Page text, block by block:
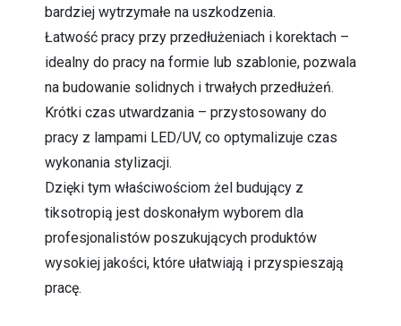
bardziej wytrzymałe na uszkodzenia.
Łatwość pracy przy przedłużeniach i korektach –
idealny do pracy na formie lub szablonie, pozwala
na budowanie solidnych i trwałych przedłużeń.
Krótki czas utwardzania – przystosowany do
pracy z lampami LED/UV, co optymalizuje czas
wykonania stylizacji.
Dzięki tym właściwościom żel budujący z
tiksotropią jest doskonałym wyborem dla
profesjonalistów poszukujących produktów
wysokiej jakości, które ułatwiają i przyspieszają
pracę.